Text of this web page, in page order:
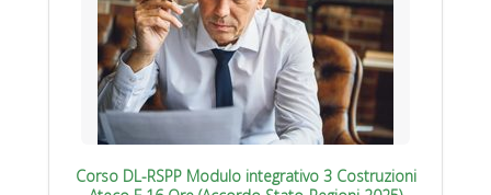
Corso DL-RSPP Modulo integrativo 3 Costruzioni